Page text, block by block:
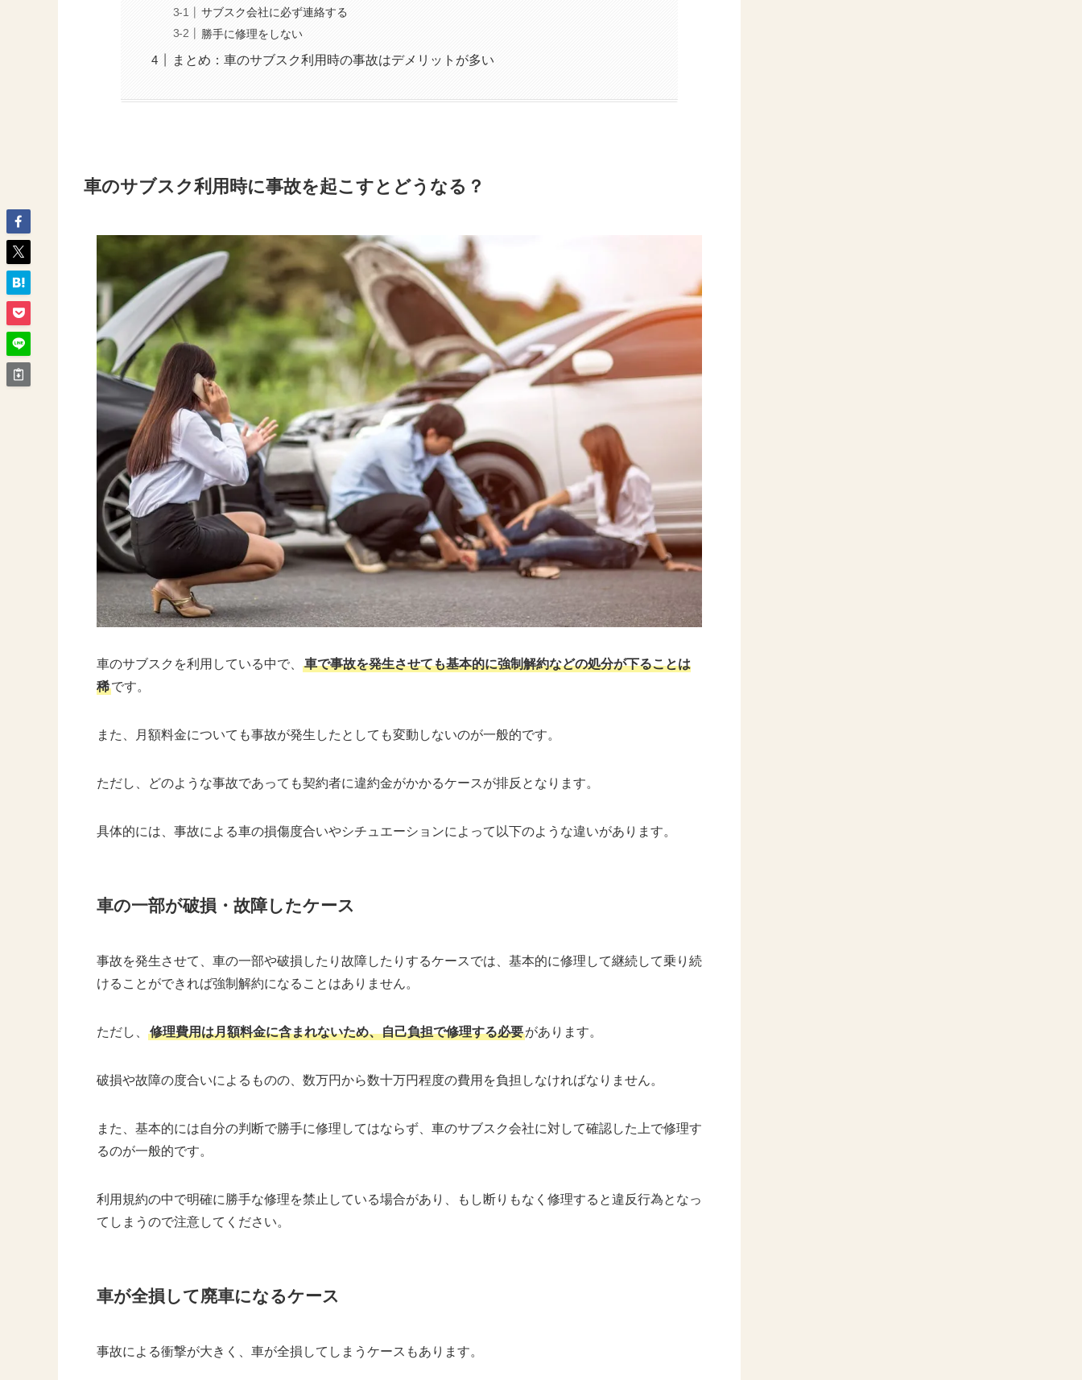
サブスク会社に必ず連絡する
勝手に修理をしない
まとめ：車のサブスク利用時の事故はデメリットが多い
車のサブスク利用時に事故を起こすとどうなる？
車のサブスクを利用している中で、
車で事故を発生させても基本的に強制解約などの処分が下ることは
稀です。
また、月額料金についても事故が発生したとしても変動しないのが一般的です。
ただし、どのような事故であっても契約者に違約金がかかるケースが排反となります。
具体的には、事故による車の損傷度合いやシチュエーションによって以下のような違いがあります。
車の一部が破損・故障したケース
事故を発生させて、車の一部や破損したり故障したりするケースでは、基本的に修理して継続して乗り続
けることができれば強制解約になることはありません。
ただし、 修理費用は月額料金に含まれないため、自己負担で修理する必要があります。
破損や故障の度合いによるものの、数万円から数十万円程度の費用を負担しなければなりません。
また、基本的には自分の判断で勝手に修理してはならず、車のサブスク会社に対して確認した上で修理す
るのが一般的です。
利用規約の中で明確に勝手な修理を禁止している場合があり、もし断りもなく修理すると違反行為となっ
てしまうので注意してください。
車が全損して廃車になるケース
事故による衝撃が大きく、車が全損してしまうケースもあります。